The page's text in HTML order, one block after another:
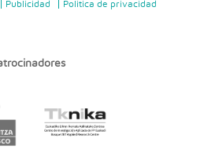
Publicidad Politica de privacidad